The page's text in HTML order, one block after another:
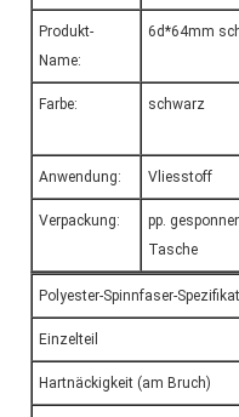
Produkt-
Name:
6d*64mm
Farbe: schwarz
Anwendung: Vliesstoff
Verpackung:
pp.
Tasche
Polyester-Spinnfaser-
Einzelteil
Hartnäckigkeit (am Bruch)